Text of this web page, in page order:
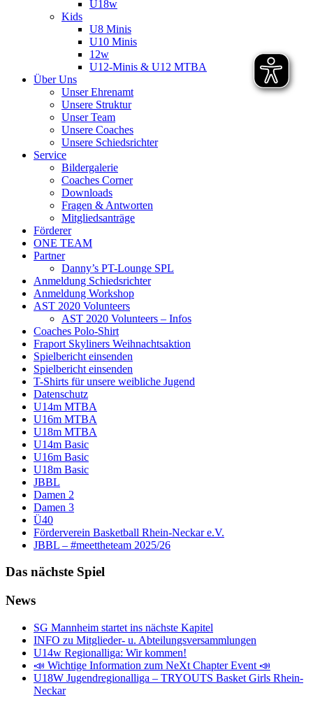
U18w
Kids
U8 Minis
U10 Minis
12w
U12-Minis & U12 MTBA
Über Uns
Unser Ehrenamt
Unsere Struktur
Unser Team
Unsere Coaches
Unsere Schiedsrichter
Service
Bildergalerie
Coaches Corner
Downloads
Fragen & Antworten
Mitgliedsanträge
Förderer
ONE TEAM
Partner
Danny’s PT-Lounge SPL
Anmeldung Schiedsrichter
Anmeldung Workshop
AST 2020 Volunteers
AST 2020 Volunteers – Infos
Coaches Polo-Shirt
Fraport Skyliners Weihnachtsaktion
Spielbericht einsenden
Spielbericht einsenden
T-Shirts für unsere weibliche Jugend
Datenschutz
U14m MTBA
U16m MTBA
U18m MTBA
U14m Basic
U16m Basic
U18m Basic
JBBL
Damen 2
Damen 3
Ü40
Förderverein Basketball Rhein-Neckar e.V.
JBBL – #meettheteam 2025/26
Das nächste Spiel
News
SG Mannheim startet ins nächste Kapitel
INFO zu Mitglieder- u. Abteilungsversammlungen
U14w Regionalliga: Wir kommen!
📣 Wichtige Information zum NeXt Chapter Event 📣
U18W Jugendregionalliga – TRYOUTS Basket Girls Rhein-
Neckar